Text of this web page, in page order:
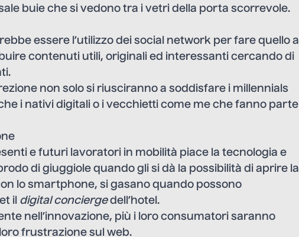
buie che si vedono tra i vetri della porta scorrevole.
essere l’utilizzo dei social network per fare quello a
contenuti utili, originali ed interessanti cercando di
non solo si riusciranno a soddisfare i millennials
i nativi digitali o i vecchietti come me che fanno parte
e futuri lavoratori in mobilità piace la tecnologia e
di giuggiole quando gli si dà la possibilità di aprire la
lo smartphone, si gasano quando possono
il digital conciergedell’hotel.
nell’innovazione, più i loro consumatori saranno
frustrazione sul web.